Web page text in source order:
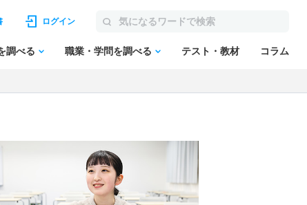
ログイン
調べる 職業・学問を調べる テスト・教材 コラム